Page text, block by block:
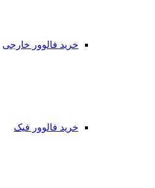
خرید فالوور خارجی
خرید فالوور فیک